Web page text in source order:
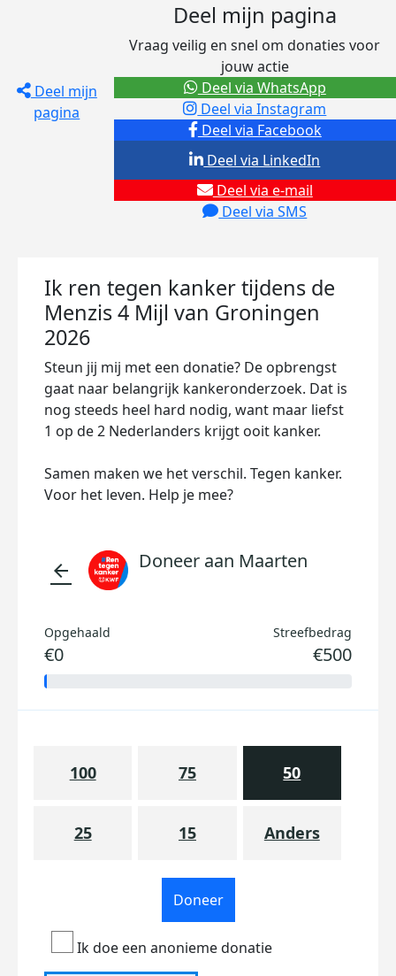
Deel mijn
pagina
Deel mijn pagina
Vraag veilig en snel om donaties voor
jouw actie
Deel via Facebook
Deel via Instagram
Deel via e-mail
Deel via SMS
Deel via LinkedIn
Deel via WhatsApp
Ik ren tegen kanker tijdens de
Menzis 4 Mijl van Groningen
2026
Steun jij mij met een donatie? De opbrengst
gaat naar belangrijk kankeronderzoek. Dat is
nog steeds heel hard nodig, want maar liefst
1 op de 2 Nederlanders krijgt ooit kanker.
Samen maken we het verschil. Tegen kanker.
Voor het leven. Help je mee?
arrow_back Doneer aan Maarten
Opgehaald
€0
Streefbedrag
€500
100 75 50
25 15 Anders
Doneer
Ik doe een anonieme donatie